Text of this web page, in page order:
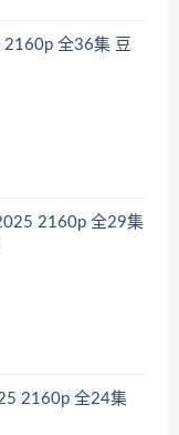
2160p 全36集 豆
2160p 全29集
2160p 全24集